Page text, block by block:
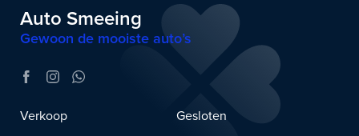
Auto Smeeing
Gewoon de mooiste auto’s
Verkoop
Gesloten